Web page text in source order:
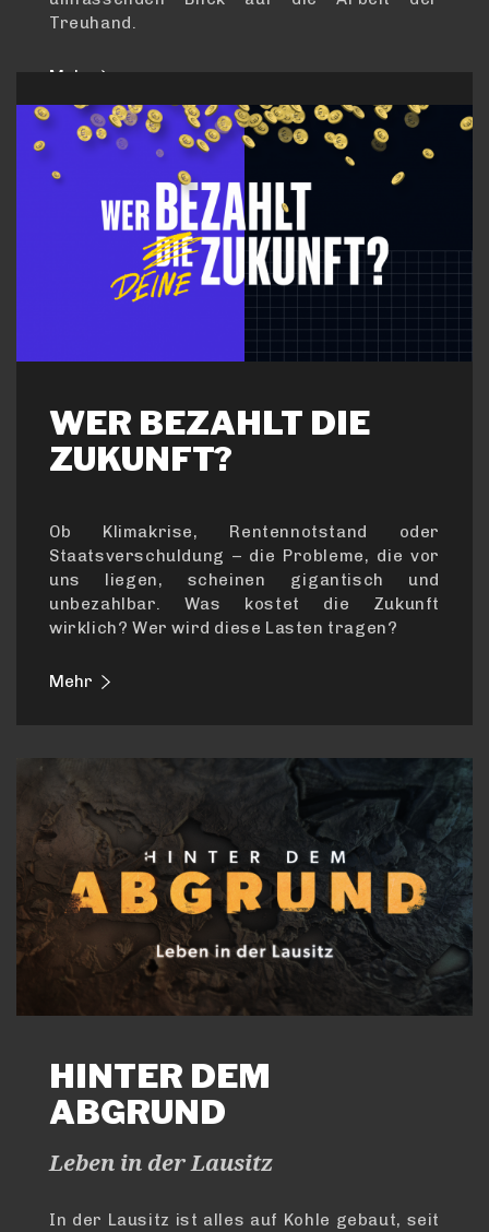
Treuhand.
Mehr
WER BEZAHLT DIE
ZUKUNFT?
Ob Klimakrise, Rentennotstand oder
Staatsverschuldung – die Probleme, die vor
uns liegen, scheinen gigantisch und
unbezahlbar. Was kostet die Zukunft
wirklich? Wer wird diese Lasten tragen?
Mehr
HINTER DEM
ABGRUND
Leben in der Lausitz
In der Lausitz ist alles auf Kohle gebaut, seit